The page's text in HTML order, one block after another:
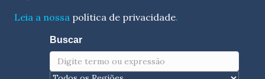
Leia a nossa política de privacidade.
Buscar